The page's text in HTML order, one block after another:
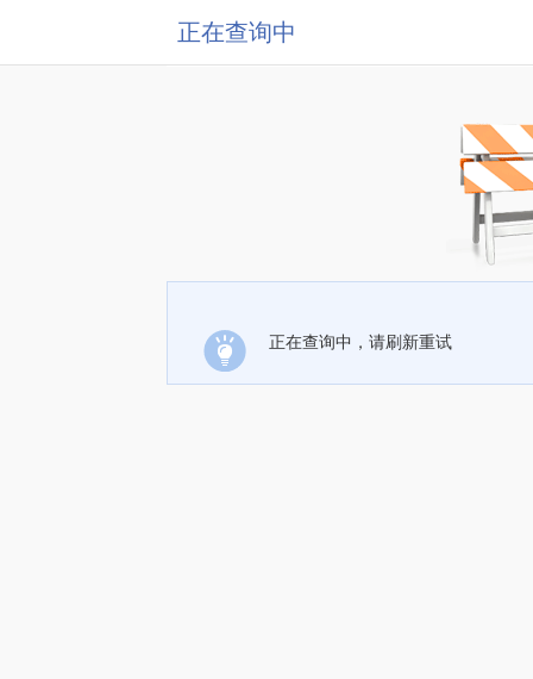
正在查询中
正在查询中，请刷新重试